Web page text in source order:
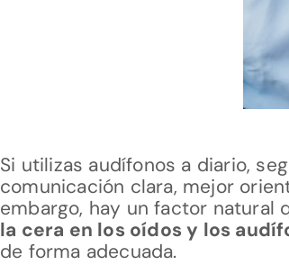
Si utilizas audífonos a diario,
comunicación clara, mejor
embargo, hay un factor natural
la cera en los oídos y los
de forma adecuada.